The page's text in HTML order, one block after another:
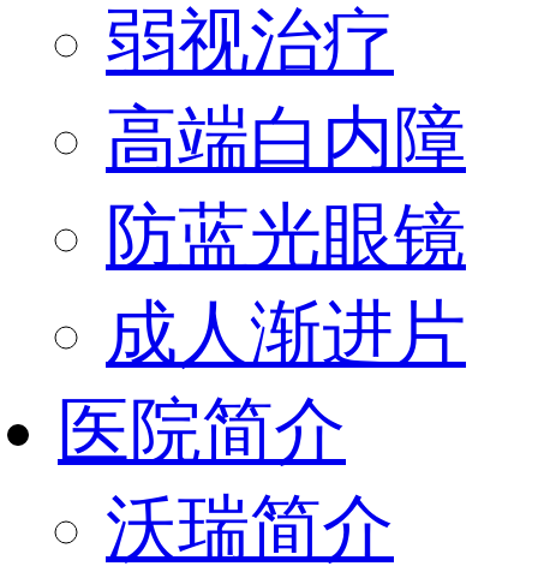
弱视治疗
高端白内障
防蓝光眼镜
成人渐进片
医院简介
沃瑞简介